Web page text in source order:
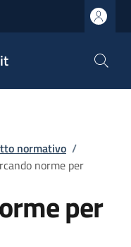
normativo /
norme per
per